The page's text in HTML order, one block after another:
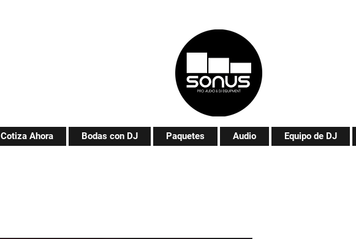
Cotiza Ahora Bodas con DJ Paquetes Audio Equipo de DJ